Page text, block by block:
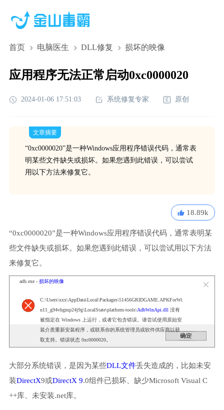
首页 电脑医生 DLL修复 损坏的映像
应用程序无法正常启动0xc0000020
2024-01-06 17:51:03 系统修复专家 原创
文章摘要
“0xc0000020”是一种Windows应用程序错误代码，通常表
明某些文件缺失或损坏。如果您遇到此错误，可以尝试
用以下方法来修复它。
18.89k
“0xc0000020”是一种Windows应用程序错误代码，通常表明某
些文件缺失或损坏。如果您遇到此错误，可以尝试用以下方法
来修复它。
adb.exe - 损坏的映像
C:\Users\xxx\AppData\Local\Packages\51456GRIDGAME.APKForWi
n11_g94vhgmp24j9g\LocalState\platform-tools\AdbWinApi.dll 没有
被指定在 Windows 上运行，或者它包含错误。请尝试使用原始安
装介质重新安装程序，或联系你的系统管理员或软件供应商以获
取支持。错误状态 0xc0000020。
大部分系统错误，是因为某些DLL文件丢失造成的，比如未安
装DirectX9或DirectX 9.0组件已损坏、缺少Microsoft Visual C
++库、未安装.net库。